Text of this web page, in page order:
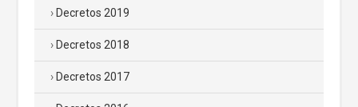
Decretos 2019
Decretos 2018
Decretos 2017